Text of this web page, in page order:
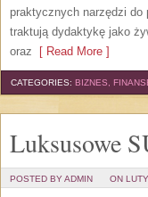
praktycznych narzędzi
traktują dydaktykę jako
oraz [ Read More ]
CATEGORIES: BIZNES,
Luksusowe
POSTED BY ADMIN ON